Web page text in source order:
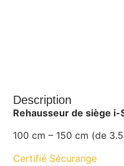
Description
Rehausseur de siège
100 cm – 150 cm (de
Certifié Sécurange